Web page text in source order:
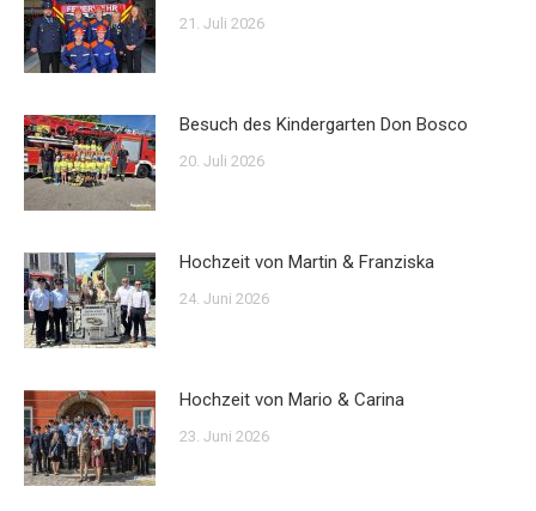
21. Juli 2026
Besuch des Kindergarten Don Bosco
20. Juli 2026
Hochzeit von Martin & Franziska
24. Juni 2026
Hochzeit von Mario & Carina
23. Juni 2026